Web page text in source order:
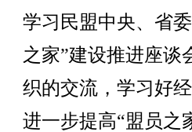
学习民盟中央、省
之家”建设推进座谈
织的交流，学习好
进一步提高“盟员之